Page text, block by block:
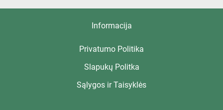
Informacija
Privatumo Politika
Slapukų Politka
Sąlygos ir Taisyklės